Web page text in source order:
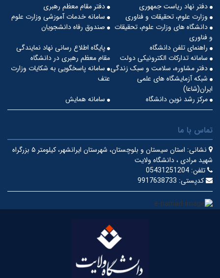
دفتر مقام معظم رهبری
دفتر نهاد ریاست جمهوری
سامانه خدمات آموزشی وزارت علوم
وزارت علوم، تحقیقات و فناوری
صندوق رفاه دانشجویان
دانشگاه های وزارت علوم، تحقیقات
و فناوری
پایگاه اطلاع رسانی نهاد نمایندگی
مقام معظم رهبری در دانشگاه
راهنمای تلفن دانشگاه
سامانه تدارکات الکترونیکی دولت
سامانه پاسخگویی به شکایات وزارت
عتف
دفتر مشاوره، سلامت و سبک زندگی
شبکه آزمایشگاه های علمی
ایران(شاعا)
سامانه همایش
مرکز رشد نوین دانشگاه
تماس با ما
نشانی:
استان سیستان و بلوچستان، شهرستان ایرانشهر، کیلومتر ۵ بزرگراه
شهید مرادی ، دانشگاه ولایت
تلفن: 05431251204
کدپستی: 9917638733